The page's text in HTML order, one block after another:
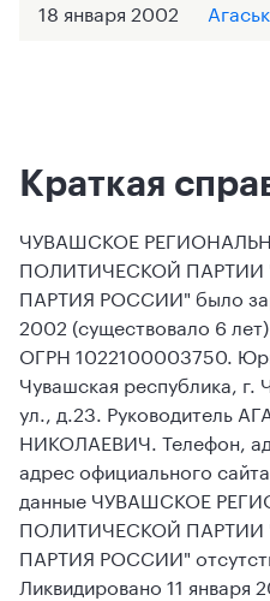
18 января 2002
Краткая
ЧУВАШСКОЕ
ПОЛИТИЧЕСКОЙ ПАРТИИ
ПАРТИЯ РОССИИ" было
2002 (существовало 6
ОГРН 1022100003750.
Чувашская республика,
ул., д.23. Руководитель
НИКОЛАЕВИЧ. Телефон,
адрес официального
данные ЧУВАШСКОЕ
ПОЛИТИЧЕСКОЙ ПАРТИИ
ПАРТИЯ РОССИИ"
Ликвидировано 11 января